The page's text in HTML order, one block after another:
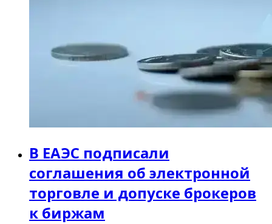
В ЕАЭС подписали
соглашения об электронной
торговле и допуске брокеров
к биржам